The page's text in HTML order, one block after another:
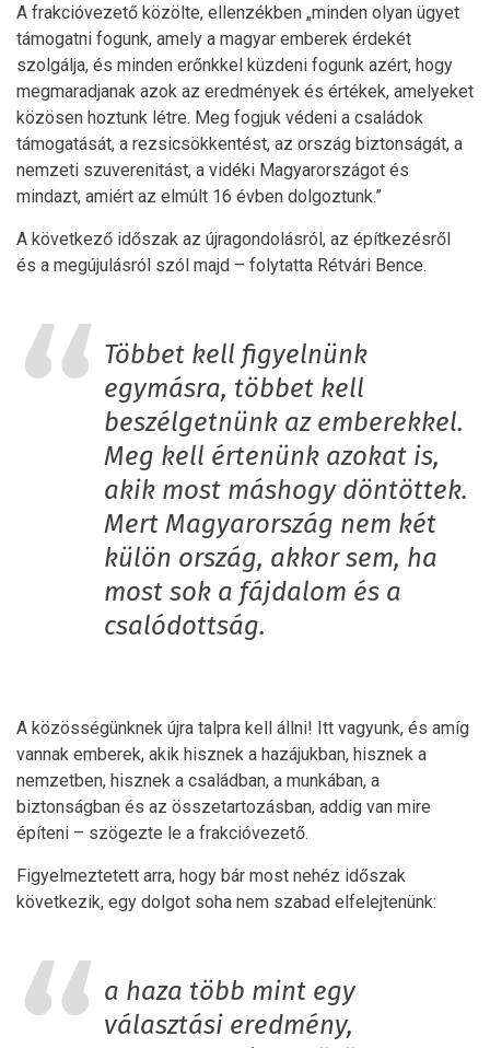
A frakcióvezető közölte, ellenzékben „minden olyan ügyet
támogatni fogunk, amely a magyar emberek érdekét
szolgálja, és minden erőnkkel küzdeni fogunk azért, hogy
megmaradjanak azok az eredmények és értékek, amelyeket
közösen hoztunk létre. Meg fogjuk védeni a családok
támogatását, a rezsicsökkentést, az ország biztonságát, a
nemzeti szuverenitást, a vidéki Magyarországot és
mindazt, amiért az elmúlt 16 évben dolgoztunk.”
A következő időszak az újragondolásról, az építkezésről
és a megújulásról szól majd – folytatta Rétvári Bence.
Többet kell figyelnünk
egymásra, többet kell
beszélgetnünk az emberekkel.
Meg kell értenünk azokat is,
akik most máshogy döntöttek.
Mert Magyarország nem két
külön ország, akkor sem, ha
most sok a fájdalom és a
csalódottság.
A közösségünknek újra talpra kell állni! Itt vagyunk, és amíg
vannak emberek, akik hisznek a hazájukban, hisznek a
nemzetben, hisznek a családban, a munkában, a
biztonságban és az összetartozásban, addig van mire
építeni – szögezte le a frakcióvezető.
Figyelmeztetett arra, hogy bár most nehéz időszak
következik, egy dolgot soha nem szabad elfelejtenünk:
a haza több mint egy
választási eredmény,